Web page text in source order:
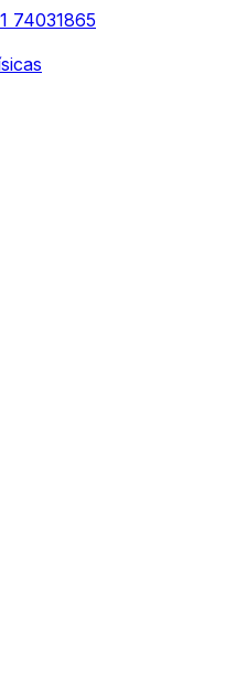
74031865